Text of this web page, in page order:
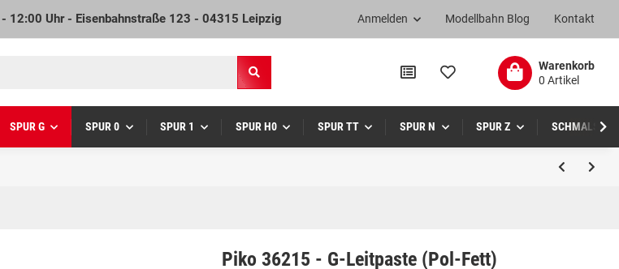
Uhr - Eisenbahnstraße 123 - 04315 Leipzig Kontakt
Modellbahn Blog
Anmelden
Warenkorb
0 Artikel
SPUR G SPUR 0 SPUR 1 SPUR H0 SPUR TT SPUR N SPUR Z SCHMALSPUR
Piko 36215 - G-Leitpaste (Pol-Fett)